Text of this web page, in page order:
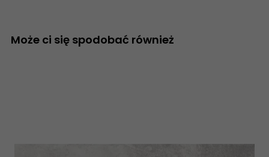
Może ci się spodobać również